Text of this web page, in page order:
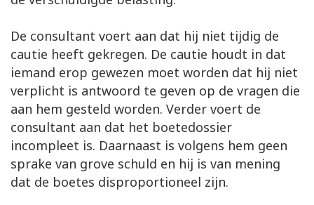
De consultant voert aan dat hij niet tijdig de
cautie heeft gekregen. De cautie houdt in dat
iemand erop gewezen moet worden dat hij niet
verplicht is antwoord te geven op de vragen die
aan hem gesteld worden. Verder voert de
consultant aan dat het boetedossier
incompleet is. Daarnaast is volgens hem geen
sprake van grove schuld en hij is van mening
dat de boetes disproportioneel zijn.